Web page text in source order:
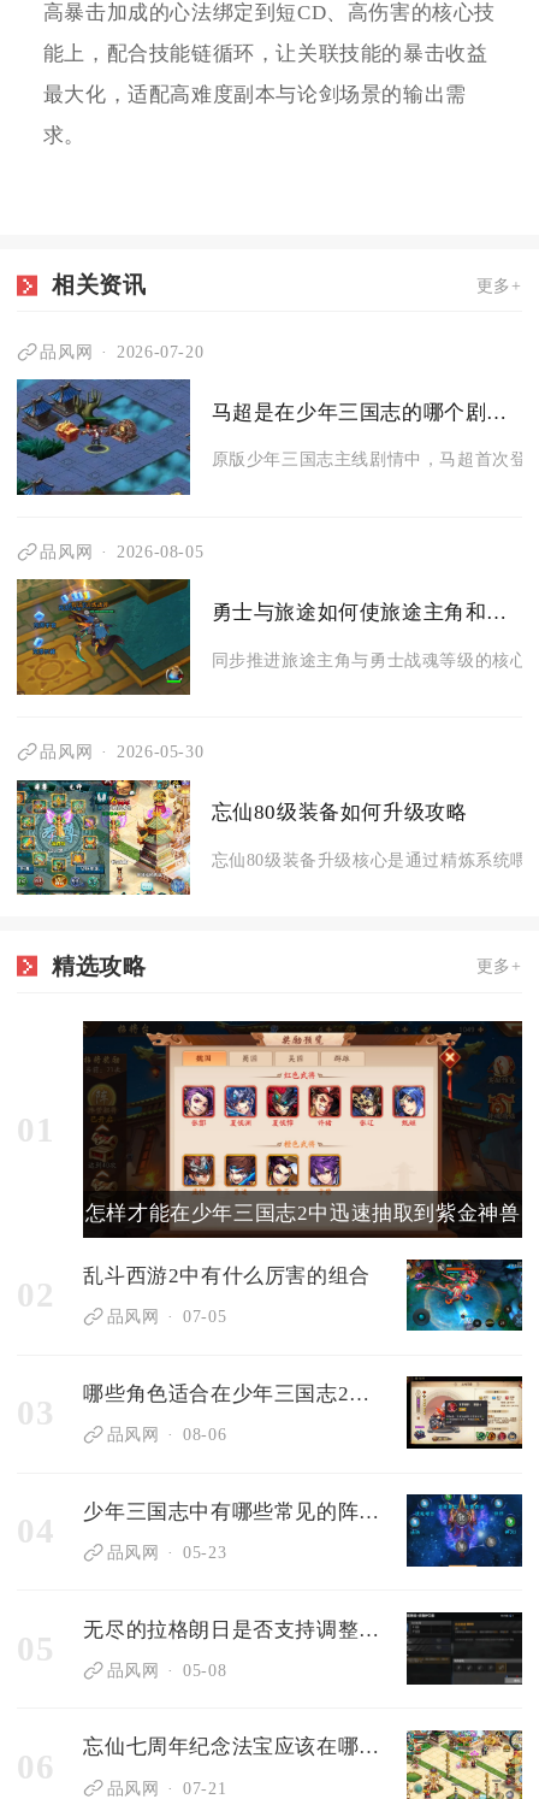
高暴击加成的心法绑定到短CD、高伤害的核心技
能上，配合技能链循环，让关联技能的暴击收益
最大化，适配高难度副本与论剑场景的输出需
求。
相关资讯 更多+
品风网 2026-07-20
马超是在少年三国志的哪个剧情阶段出现的
原版少年三国志主线剧情中，马超首次登
品风网 2026-08-05
勇士与旅途如何使旅途主角和勇士逐步升级
同步推进旅途主角与勇士战魂等级的核心
品风网 2026-05-30
忘仙80级装备如何升级攻略
忘仙80级装备升级核心是通过精炼系统喂
精选攻略 更多+
01
怎样才能在少年三国志2中迅速抽取到紫金神兽
02 乱斗西游2中有什么厉害的组合
品风网 07-05
03 哪些角色适合在少年三国志2的混国平民阵容中使用
品风网 08-06
04 少年三国志中有哪些常见的阵容选择
品风网 05-23
05 无尽的拉格朗日是否支持调整战舰队形的规模
品风网 05-08
06 忘仙七周年纪念法宝应该在哪里寻找
品风网 07-21